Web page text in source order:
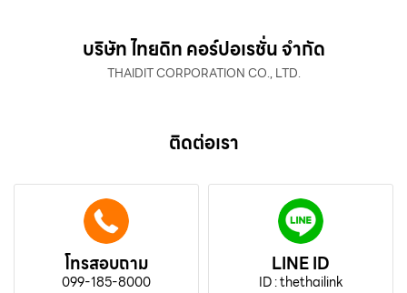
บริษัท ไทยดิท คอร์ปอเรชั่น จำกัด
THAIDIT CORPORATION CO., LTD.
ติดต่อเรา
โทรสอบถาม
099-185-8000
LINE ID
ID : thethailink